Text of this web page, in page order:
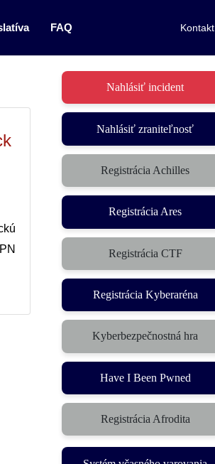
FAQ Kontakt
Nahlásiť incident
Nahlásiť zraniteľnosť
Registrácia Achilles
Registrácia Ares
Registrácia CTF
Registrácia Kyberaréna
Kyberbezpečnostná hra
Have I Been Pwned
Registrácia Afrodita